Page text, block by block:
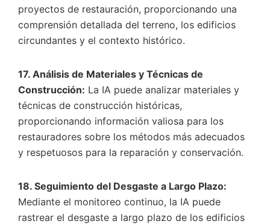
proyectos de restauración, proporcionando una
comprensión detallada del terreno, los edificios
circundantes y el contexto histórico.
17. Análisis de Materiales y Técnicas de
Construcción: La IA puede analizar materiales y
técnicas de construcción históricas,
proporcionando información valiosa para los
restauradores sobre los métodos más adecuados
y respetuosos para la reparación y conservación.
18. Seguimiento del Desgaste a Largo Plazo:
Mediante el monitoreo continuo, la IA puede
rastrear el desgaste a largo plazo de los edificios